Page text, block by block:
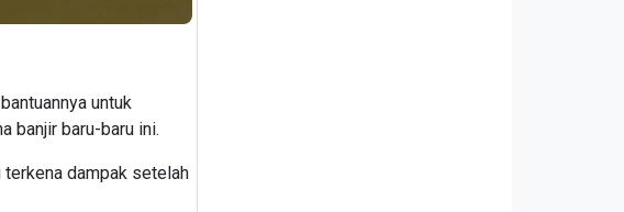
untuk
banjir baru-baru ini.
terkena dampak setelah